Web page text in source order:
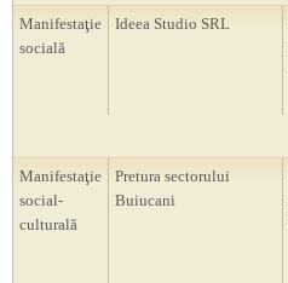
Manifestaţie
socială
Ideea Studio SRL
Manifestaţie
social-
culturală
Pretura sectorului
Buiucani